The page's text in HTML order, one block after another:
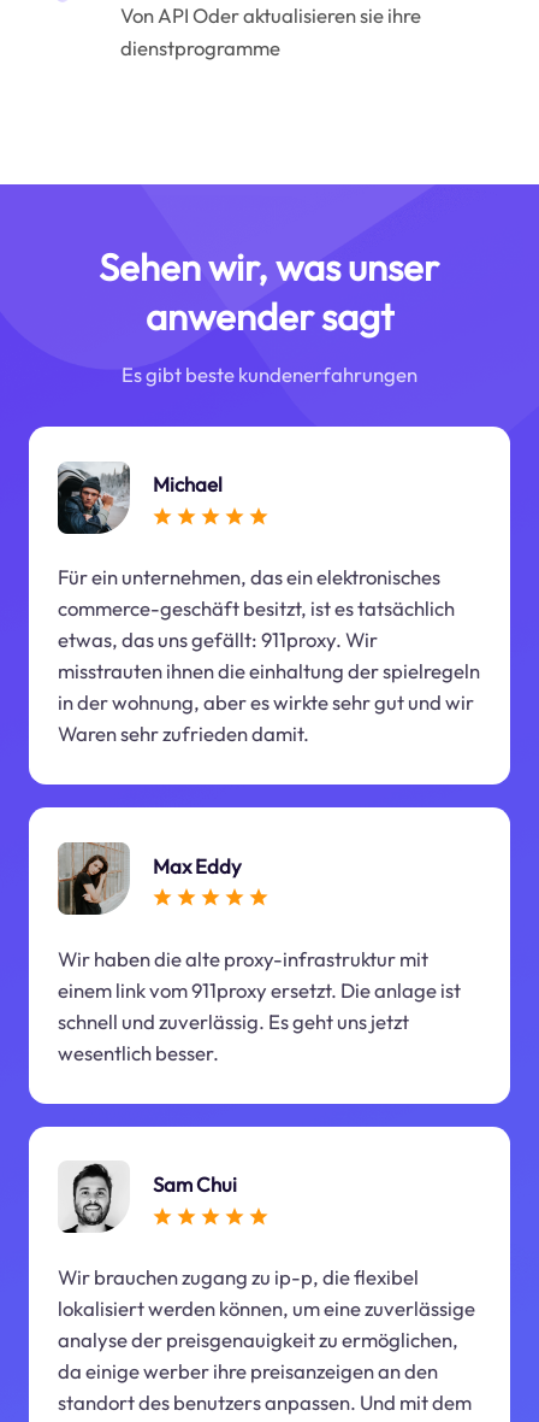
Von API Oder aktualisieren sie ihre
dienstprogramme
Sehen wir, was unser
anwender sagt
Es gibt beste kundenerfahrungen
Michael
Für ein unternehmen, das ein elektronisches
commerce-geschäft besitzt, ist es tatsächlich
etwas, das uns gefällt: 911proxy. Wir
misstrauten ihnen die einhaltung der spielregeln
in der wohnung, aber es wirkte sehr gut und wir
Waren sehr zufrieden damit.
Max Eddy
Wir haben die alte proxy-infrastruktur mit
einem link vom 911proxy ersetzt. Die anlage ist
schnell und zuverlässig. Es geht uns jetzt
wesentlich besser.
Sam Chui
Wir brauchen zugang zu ip-p, die flexibel
lokalisiert werden können, um eine zuverlässige
analyse der preisgenauigkeit zu ermöglichen,
da einige werber ihre preisanzeigen an den
standort des benutzers anpassen. Und mit dem